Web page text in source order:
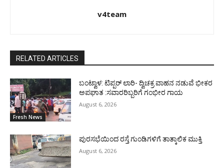
v4team
RELATED ARTICLES
Fresh News
ಬಂಟ್ವಾಳ: ಟಿಪ್ಪರ್ ಲಾರಿ- ದ್ವಿಚಕ್ರ ವಾಹನ ನಡುವೆ ಭೀಕರ
ಅಪಘಾತ :ಸವಾರರಿಬ್ಬರಿಗೆ ಗಂಭೀರ ಗಾಯ
August 6, 2026
ಪುರಸಭೆಯಿಂದ ರಸ್ತೆ ಗುಂಡಿಗಳಿಗೆ ತಾತ್ಕಾಲಿಕ ಮುಕ್ತಿ
August 6, 2026